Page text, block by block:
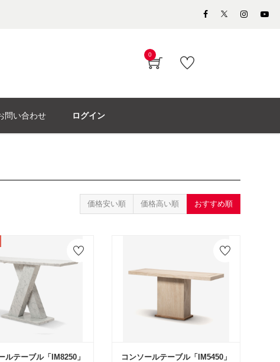
0
問い合わせ ログイン
価格安い順 価格高い順 おすすめ順
ルテーブル「IM8250」
コンソールテーブル「IM5450」